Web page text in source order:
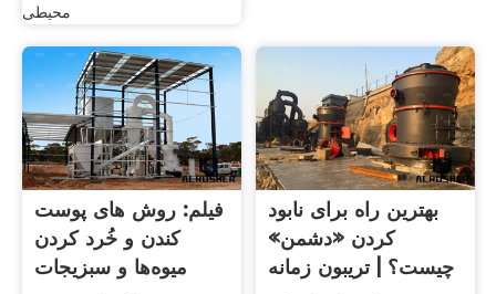
محیطی
فیلم: روش های پوست
کندن و خُرد کردن
میوه‌ها و سبزیجات
بهترین راه برای نابود
کردن «دشمن»
چیست؟ | تریبون زمانه